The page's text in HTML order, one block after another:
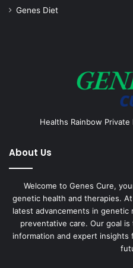
Genes Diet
Healths Rainbow
About Us
Welcome to Genes Cure,
genetic health and therapies.
latest advancements in
preventative care. Our goal
information and expert insights